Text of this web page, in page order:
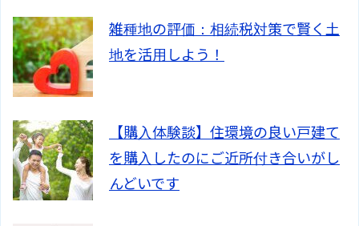
雑種地の評価：相続税対策で賢く土
地を活用しよう！
【購入体験談】住環境の良い戸建て
を購入したのにご近所付き合いがし
んどいです